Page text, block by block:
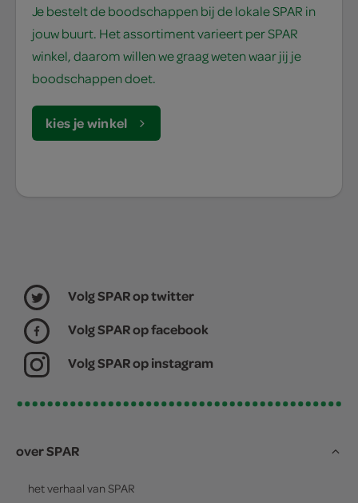
Je bestelt de boodschappen bij de lokale SPAR in
jouw buurt. Het assortiment varieert per SPAR
winkel, daarom willen we graag weten waar jij je
boodschappen doet.
kies je winkel
Volg SPAR op twitter
Volg SPAR op facebook
Volg SPAR op instagram
over SPAR
het verhaal van SPAR